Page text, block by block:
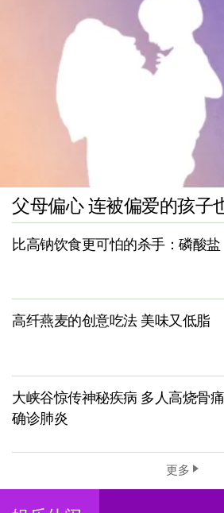
父母偏心 连被偏爱的孩子
比高钠饮食更可怕的杀手：磷酸盐
高纤燕麦的创意吃法 美味又低脂
大峡谷惊传神秘疾病 多人高烧骨痛
确诊肺炎
更多